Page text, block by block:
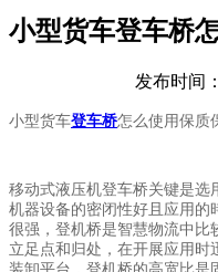
小型货车登车桥
发布时间
小型货车登车桥怎么使用保质
移动式液压机登车桥关键是选
机器设备的密闭性好且应用的
很强，登机桥是智慧物流中比
立足点和归处，在开展应用时
装卸平台，登机桥的高宽比是